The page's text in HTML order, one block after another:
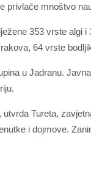
privlače mnoštvo
353 vrste algi
64 vrste
u Jadranu.
Tureta,
i dojmove.